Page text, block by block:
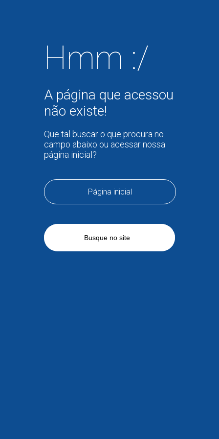
Hmm :/
A página que acessou
não existe!
Que tal buscar o que procura no
campo abaixo ou acessar nossa
página inicial?
Página inicial